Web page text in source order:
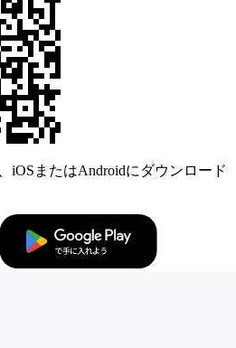
iOSまたはAndroidにダウンロード